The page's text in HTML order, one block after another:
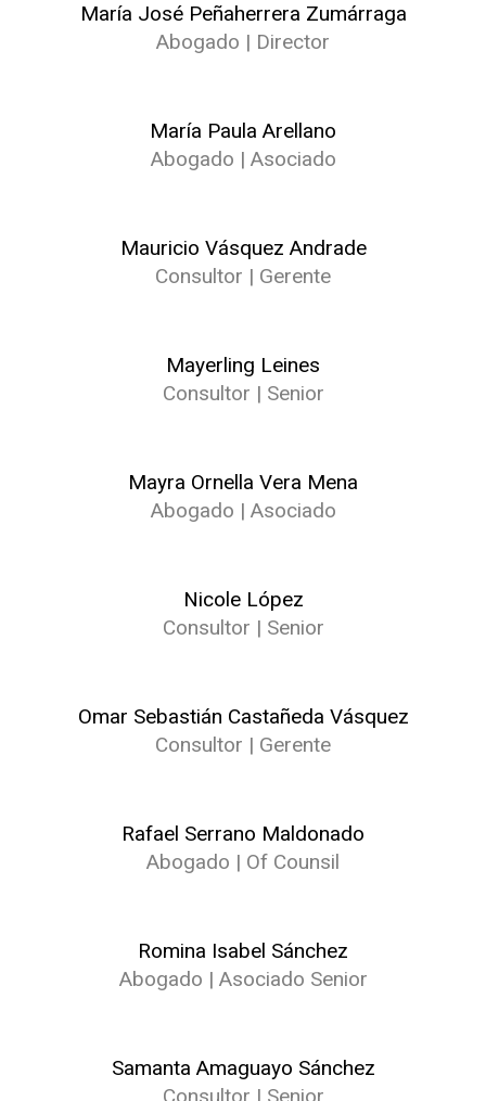
María José Peñaherrera Zumárraga
Abogado | Director
María Paula Arellano
Abogado | Asociado
Mauricio Vásquez Andrade
Consultor | Gerente
Mayerling Leines
Consultor | Senior
Mayra Ornella Vera Mena
Abogado | Asociado
Nicole López
Consultor | Senior
Omar Sebastián Castañeda Vásquez
Consultor | Gerente
Rafael Serrano Maldonado
Abogado | Of Counsil
Romina Isabel Sánchez
Abogado | Asociado Senior
Samanta Amaguayo Sánchez